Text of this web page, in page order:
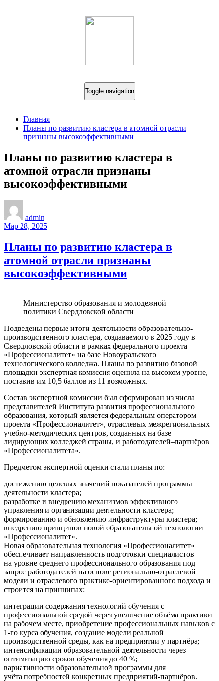
Toggle navigation
Главная
Планы по развитию кластера в атомной отрасли
признаны высокоэффективными
Планы по развитию кластера в
атомной отрасли признаны
высокоэффективными
admin
Мар 28, 2025
Планы по развитию кластера в
атомной отрасли признаны
высокоэффективными
Министерство образования и молодежной
политики Свердловской области
Подведены первые итоги деятельности образовательно-
производственного кластера, создаваемого в 2025 году в
Свердловской области в рамках федерального проекта
«Профессионалитет» на базе Новоуральского
технологического колледжа. Планы по развитию базовой
площадки экспертная комиссия оценила на высоком уровне,
поставив им 10,5 баллов из 11 возможных.
Состав экспертной комиссии был сформирован из числа
представителей Института развития профессионального
образования, который является федеральным оператором
проекта «Профессионалитет», отраслевых межрегиональных
учебно-методических центров, созданных на базе
лидирующих колледжей страны, и работодателей–партнёров
«Профессионалитета».
Предметом экспертной оценки стали планы по:
достижению целевых значений показателей программы
деятельности кластера;
разработке и внедрению механизмов эффективного
управления и организации деятельности кластера;
формированию и обновлению инфраструктуры кластера;
внедрению принципов новой образовательной технологии
«Профессионалитет».
Новая образовательная технология «Профессионалитет»
обеспечивает направленность подготовки специалистов
на уровне среднего профессионального образования под
запрос работодателей на основе регионально-отраслевой
модели и отраслевого практико-ориентированного подхода и
строится на принципах:
интеграции содержания технологий обучения с
профессиональной средой через увеличение объёма практики
на рабочем месте, приобретение профессиональных навыков с
1-го курса обучения, создание модели реальной
производственной среды, как на предприятии у партнёра;
интенсификации образовательной деятельности через
оптимизацию сроков обучения до 40 %;
вариативности образовательной программы для
учёта потребностей конкретных предприятий-партнёров.